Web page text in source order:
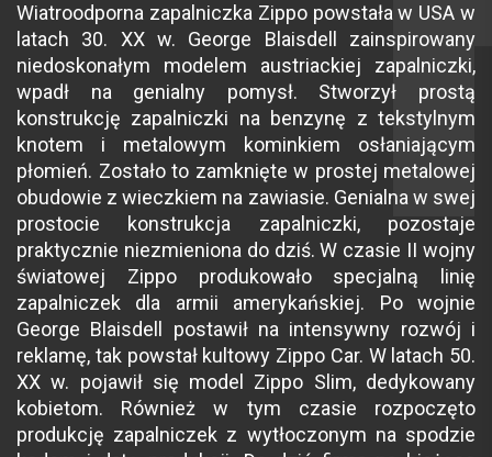
Wiatroodporna zapalniczka Zippo powstała w USA w
latach 30. XX w. George Blaisdell zainspirowany
niedoskonałym modelem austriackiej zapalniczki,
wpadł na genialny pomysł. Stworzył prostą
konstrukcję zapalniczki na benzynę z tekstylnym
knotem i metalowym kominkiem osłaniającym
płomień. Zostało to zamknięte w prostej metalowej
obudowie z wieczkiem na zawiasie. Genialna w swej
prostocie konstrukcja zapalniczki, pozostaje
praktycznie niezmieniona do dziś. W czasie II wojny
światowej Zippo produkowało specjalną linię
zapalniczek dla armii amerykańskiej. Po wojnie
George Blaisdell postawił na intensywny rozwój i
reklamę, tak powstał kultowy Zippo Car. W latach 50.
XX w. pojawił się model Zippo Slim, dedykowany
kobietom. Również w tym czasie rozpoczęto
produkcję zapalniczek z wytłoczonym na spodzie